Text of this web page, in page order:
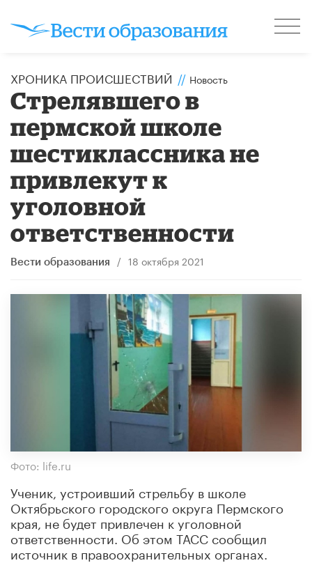
ХРОНИКА ПРОИСШЕСТВИЙ // Новость
Стрелявшего в
пермской школе
шестиклассника не
привлекут к
уголовной
ответственности
Вести образования / 18 октября 2021
Фото: life.ru
Ученик, устроивший стрельбу в школе
Октябрьского городского округа Пермского
края, не будет привлечен к уголовной
ответственности. Об этом ТАСС сообщил
источник в правоохранительных органах.